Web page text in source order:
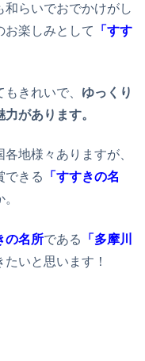
和らいでおでかけがし
お楽しみとして
「すす
きれいで、 ゆっくり
があります。
地様々ありますが、
できる
「すすきの名
の名所である
「多摩川
いと思います！